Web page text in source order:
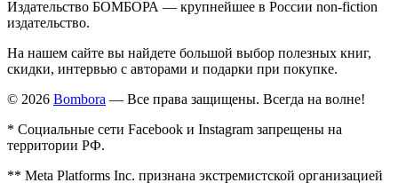
Издательство БОМБОРА — крупнейшее в России non-fiction
издательство.
На нашем сайте вы найдете большой выбор полезных книг,
скидки, интервью с авторами и подарки при покупке.
© 2026 Bombora — Все права защищены. Всегда на волне!
* Социальные сети Facebook и Instagram запрещены на
территории РФ.
** Meta Platforms Inc. признана экстремистской организацией